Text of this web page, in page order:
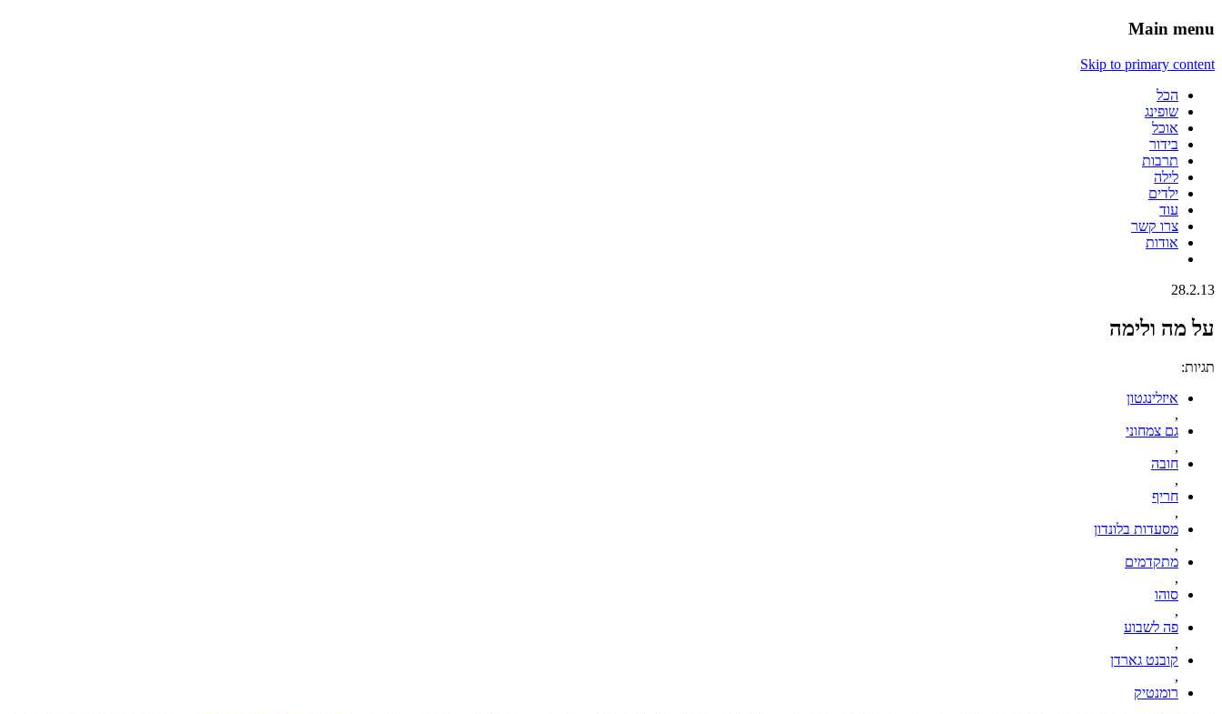
Main menu
Skip to primary content
הכל
שופינג
אוכל
בידור
תרבות
לילה
ילדים
עוד
צרו קשר
אודות
28.2.13
על מה ולימה
תגיות:
איזלינגטון
,
גם צמחוני
,
חובה
,
חריף
,
מסעדות בלונדון
,
מתקדמים
,
סוהו
,
פה לשבוע
,
קובנט גארדן
,
רומנטיק